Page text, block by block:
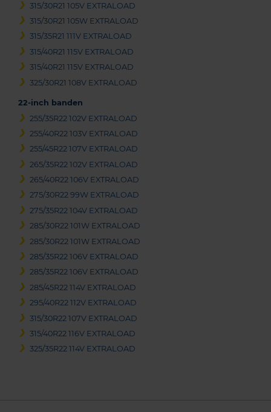
315/30R21 105V EXTRALOAD
315/30R21 105W EXTRALOAD
315/35R21 111V EXTRALOAD
315/40R21 115V EXTRALOAD
315/40R21 115V EXTRALOAD
325/30R21 108V EXTRALOAD
22-inch banden
255/35R22 102V EXTRALOAD
255/40R22 103V EXTRALOAD
255/45R22 107V EXTRALOAD
265/35R22 102V EXTRALOAD
265/40R22 106V EXTRALOAD
275/30R22 99W EXTRALOAD
275/35R22 104V EXTRALOAD
285/30R22 101W EXTRALOAD
285/30R22 101W EXTRALOAD
285/35R22 106V EXTRALOAD
285/35R22 106V EXTRALOAD
285/45R22 114V EXTRALOAD
295/40R22 112V EXTRALOAD
315/30R22 107V EXTRALOAD
315/40R22 116V EXTRALOAD
325/35R22 114V EXTRALOAD